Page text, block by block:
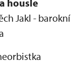
housle
Jakl - barokní